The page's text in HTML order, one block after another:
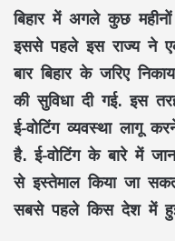
बिहार में अगले कुछ
इससे पहले इस राज्य ने
बार बिहार के जरिए
की सुविधा दी गई. इस
ई-वोटिंग व्यवस्था लागू
है. ई-वोटिंग के बारे में
से इस्तेमाल किया जा
सबसे पहले किस देश में